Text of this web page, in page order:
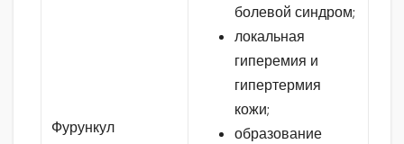
Фурункул
болевой синдром;
локальная
гиперемия и
гипертермия
кожи;
образование